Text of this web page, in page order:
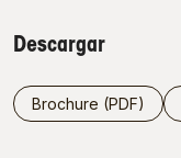
Descargar
Brochure (PDF)